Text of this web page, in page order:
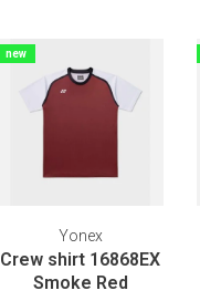
new
Yonex
Crew shirt 16868EX
Smoke Red